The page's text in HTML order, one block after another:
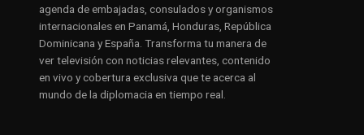
agenda de embajadas, consulados y organismos
internacionales en Panamá, Honduras, República
Dominicana y España. Transforma tu manera de
ver televisión con noticias relevantes, contenido
en vivo y cobertura exclusiva que te acerca al
mundo de la diplomacia en tiempo real.